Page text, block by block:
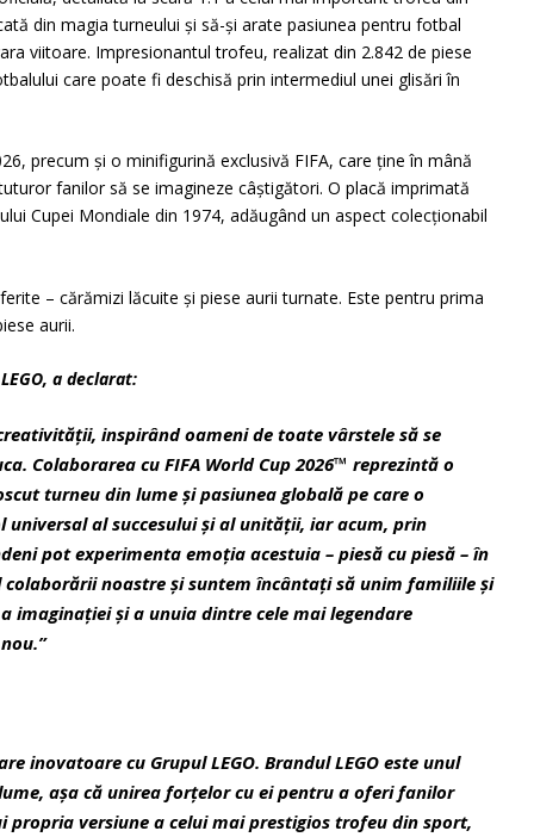
din magia turneului și să-și arate pasiunea pentru fotbal
viitoare. Impresionantul trofeu, realizat din 2.842 de piese
care poate fi deschisă prin intermediul unei glisări în
precum și o minifigurină exclusivă FIFA, care ține în mână
fanilor să se imagineze câștigători. O placă imprimată
Cupei Mondiale din 1974, adăugând un aspect colecționabil
– cărămizi lăcuite și piese aurii turnate. Este pentru prima
aurii.
a declarat:
inspirând oameni de toate vârstele să se
Colaborarea cu FIFA World Cup 2026™ reprezintă o
turneu din lume și pasiunea globală pe care o
universal al succesului și al unității, iar acum, prin
pot experimenta emoția acestuia – piesă cu piesă – în
colaborării noastre și suntem încântați să unim familiile și
și a unuia dintre cele mai legendare
inovatoare cu Grupul LEGO. Brandul LEGO este unul
așa că unirea forțelor cu ei pentru a oferi fanilor
versiune a celui mai prestigios trofeu din sport,